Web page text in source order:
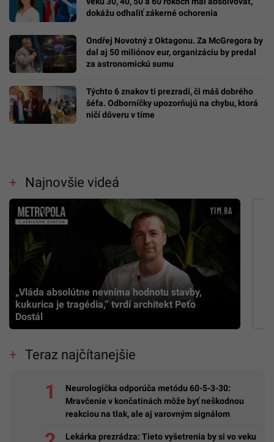
dokážu odhaliť zákerné ochorenia
Ondřej Novotný z Oktagonu. Za McGregora by
dal aj 50 miliónov eur, organizáciu by predal
za astronomickú sumu
Týchto 6 znakov ti prezradí, či máš dobrého
šéfa. Odborníčky upozorňujú na chybu, ktorá
ničí dôveru v tíme
Najnovšie videá
„Vláda absolútne nevníma hodnotu stavby,
kukurica je tragédia,” tvrdí architekt Peťo
Dostál
Teraz najčítanejšie
Neurologička odporúča metódu 60-5-3-30:
Mravčenie v končatinách môže byť neškodnou
reakciou na tlak, ale aj varovným signálom
Lekárka prezrádza: Tieto vyšetrenia by si vo veku